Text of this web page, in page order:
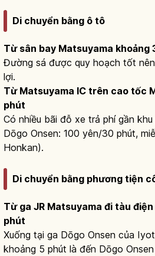
Di chuyển bằng ô tô
Từ sân bay Matsuyama khoảng
Đường sá được quy hoạch tốt
lợi.
Từ Matsuyama IC trên cao tốc
phút
Có nhiều bãi đỗ xe trả phí gần
Dōgo Onsen: 100 yên/30 phút,
Honkan).
Di chuyển bằng phương tiện
Từ ga JR Matsuyama đi tàu
phút
Xuống tại ga Dōgo Onsen của
khoảng 5 phút là đến Dōgo